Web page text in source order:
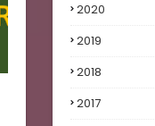
2020
2019
2018
2017